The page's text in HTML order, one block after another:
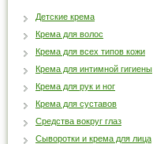
Детские крема
Крема для волос
Крема для всех типов кожи
Крема для интимной гигиены
Крема для рук и ног
Крема для суставов
Средства вокруг глаз
Сыворотки и крема для лица